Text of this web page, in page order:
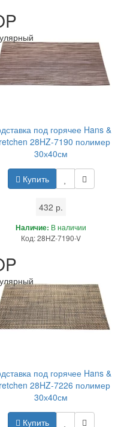
под горячее Hans &
28HZ-7190 полимер
30х40см
Купить
432 р.
Наличие: В наличии
Код: 28HZ-7190-V
под горячее Hans &
28HZ-7226 полимер
30х40см
Купить